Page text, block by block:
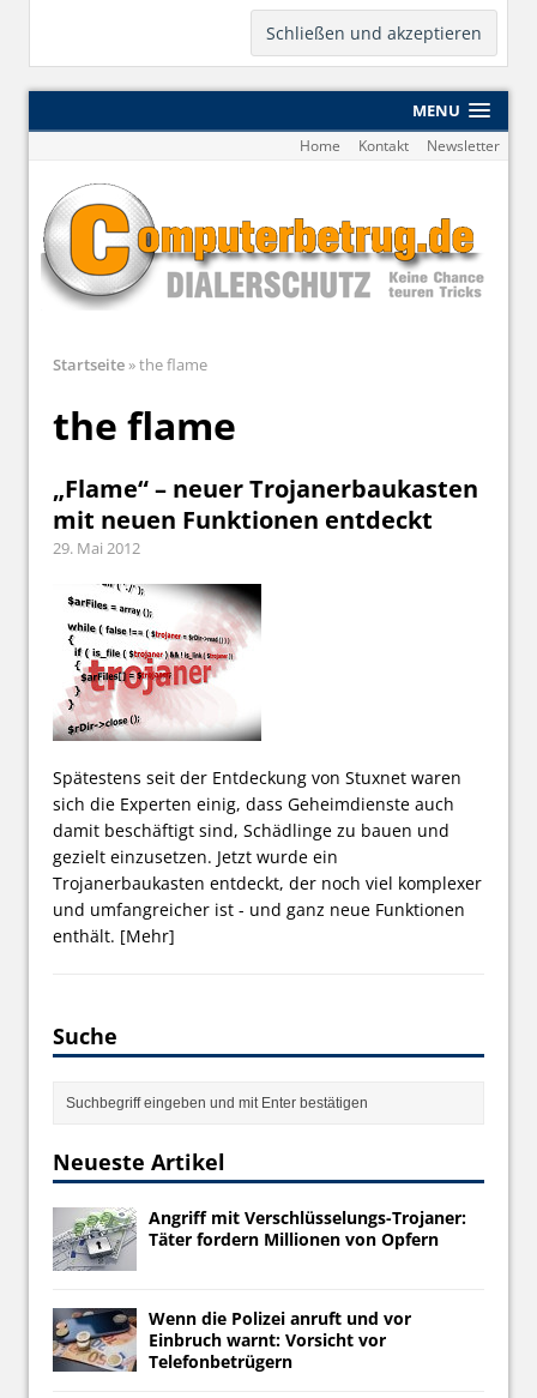
MENU
Home Kontakt Newsletter
Startseite»the flame
the flame
„Flame“ – neuer Trojanerbaukasten
mit neuen Funktionen entdeckt
29. Mai 2012
Spätestens seit der Entdeckung von Stuxnet waren
sich die Experten einig, dass Geheimdienste auch
damit beschäftigt sind, Schädlinge zu bauen und
gezielt einzusetzen. Jetzt wurde ein
Trojanerbaukasten entdeckt, der noch viel komplexer
und umfangreicher ist - und ganz neue Funktionen
enthält. [Mehr]
Suche
Neueste Artikel
Angriff mit Verschlüsselungs-Trojaner:
Täter fordern Millionen von Opfern
Wenn die Polizei anruft und vor
Einbruch warnt: Vorsicht vor
Telefonbetrügern